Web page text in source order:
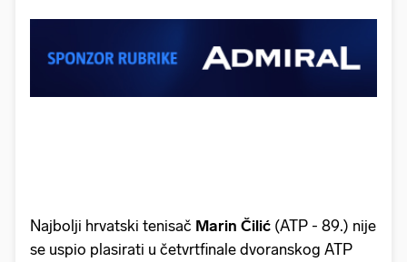
Najbolji hrvatski tenisač Marin Čilić (ATP - 89.) nije
se uspio plasirati u četvrtfinale dvoranskog ATP